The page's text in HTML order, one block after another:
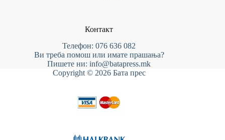
Контакт
Телефон: 076 636 082
Ви треба помош или имате прашања?
Пишете ни: info@batapress.mk
Copyright © 2026 Бата прес